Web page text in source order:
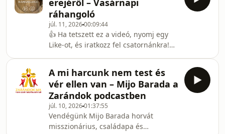
– 26. részszerkesztő: Bartha Angéla
SSSoperatőr: Firling Attilavágó:
Herczeg András, Harasztovics
Arnoldfőszerkesztő és producer:
Harasztovics ArnoldKészítette a Szent
Bertalan Harangjai Médiamissziós
Alapítvány 2026-ban.
erejéről – Vasárnapi
ráhangoló
júl. 11, 202600:09:44
👍 Ha tetszett ez a videó, nyomj egy
Like-ot, és iratkozz fel csatornánkra!🔔
sem!Az elmélkedést Heiter Róbert
Gottfried szepetneki plébános atya
mondta.Készült olvasóink és a sorozat
lelki kísérőinek támogatása révén.
Hasonló értékes tartalmakért, kérjük,
támogassa a Zarándok.ma szolgálatát.
A mi harcunk nem test és
vér ellen van – Mijo Barada a
Zarándok podcastben
júl. 10, 202601:37:55
Vendégünk Mijo Barada horvát
misszionárius, családapa és